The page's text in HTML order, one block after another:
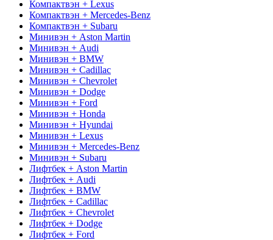
Компактвэн + Lexus
Компактвэн + Mercedes-Benz
Компактвэн + Subaru
Минивэн + Aston Martin
Минивэн + Audi
Минивэн + BMW
Минивэн + Cadillac
Минивэн + Chevrolet
Минивэн + Dodge
Минивэн + Ford
Минивэн + Honda
Минивэн + Hyundai
Минивэн + Lexus
Минивэн + Mercedes-Benz
Минивэн + Subaru
Лифтбек + Aston Martin
Лифтбек + Audi
Лифтбек + BMW
Лифтбек + Cadillac
Лифтбек + Chevrolet
Лифтбек + Dodge
Лифтбек + Ford